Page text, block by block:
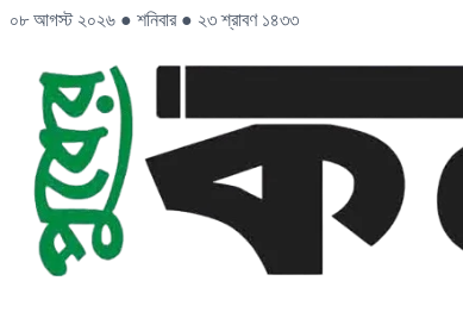
০৮ আগস্ট ২০২৬ ● শনিবার ● ২৩ শ্রাবণ ১৪৩৩